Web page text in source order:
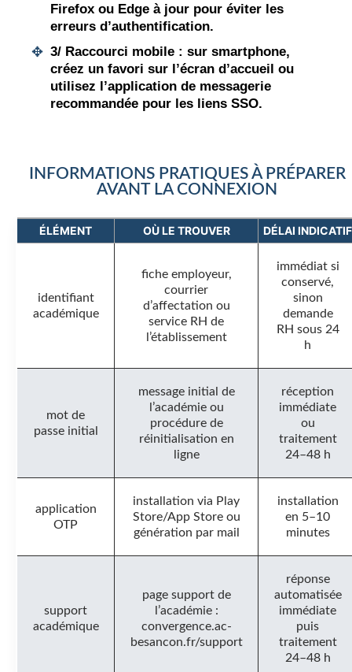
Firefox ou Edge à jour pour éviter les
erreurs d’authentification.
3/ Raccourci mobile : sur smartphone,
créez un favori sur l’écran d’accueil ou
utilisez l’application de messagerie
recommandée pour les liens SSO.
INFORMATIONS PRATIQUES À PRÉPARER
AVANT LA CONNEXION
ÉLÉMENT OÙ LE TROUVER DÉLAI INDICATIF
identifiant
académique
fiche employeur,
courrier
d’affectation ou
service RH de
l’établissement
immédiat si
conservé,
sinon
demande
RH sous 24
h
mot de
passe initial
message initial de
l’académie ou
procédure de
réinitialisation en
ligne
réception
immédiate
ou
traitement
24–48 h
application
OTP
installation via Play
Store/App Store ou
génération par mail
installation
en 5–10
minutes
support
académique
page support de
l’académie :
convergence.ac-
besancon.fr/support
réponse
automatisée
immédiate
puis
traitement
24–48 h